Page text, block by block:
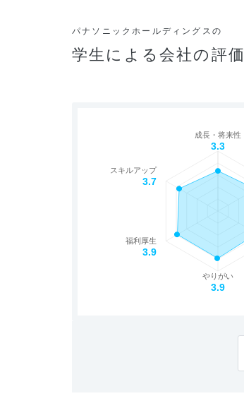
パナソニックホールディングスの
学生による会社の評価
成長・将来性
3.3
やりがい
3.9
福利厚生
3.9
スキルアップ
3.7